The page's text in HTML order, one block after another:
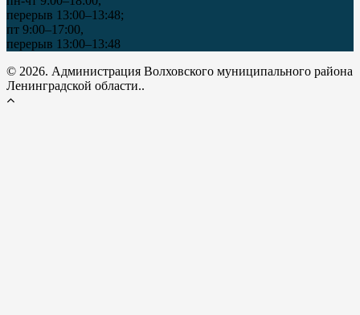
перерыв 13:00–13:48;
пт 9:00–17:00,
перерыв 13:00–13:48
© 2026. Администрация Волховского муниципального района
Ленинградской области..